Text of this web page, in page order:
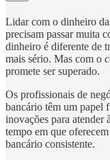
Lidar com o dinheiro
precisam passar muita
dinheiro é diferente de
mais sério. Mas com o
promete ser superado.
Os profissionais de
bancário têm um papel
inovações para atender
tempo em que
bancário consistente.